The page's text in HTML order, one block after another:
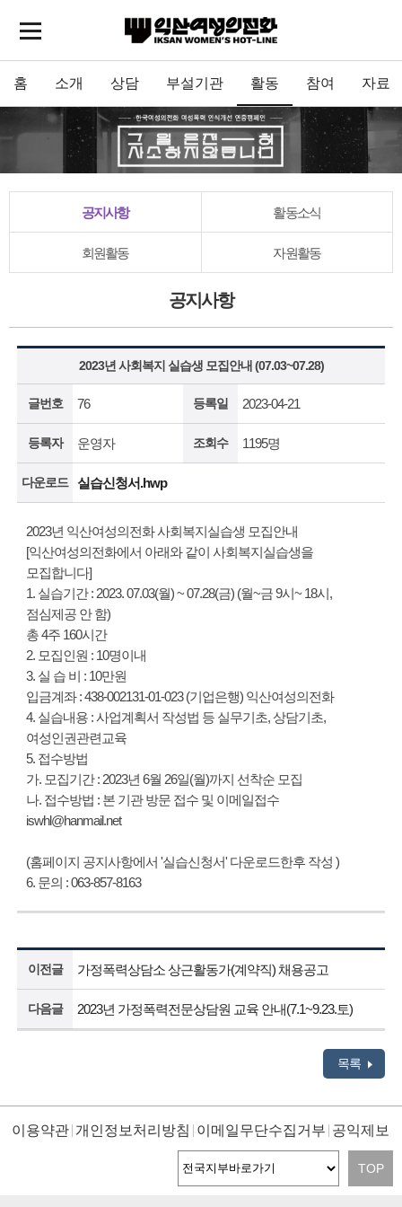
홈 소개 상담 부설기관 활동 참여 자료
공지사항 활동소식
회원활동 자원활동
공지사항
2023년 사회복지 실습생 모집안내 (07.03~07.28)
글번호 76 등록일 2023-04-21
등록자 운영자 조회수 1195명
다운로드 실습신청서.hwp
2023년 익산여성의전화 사회복지실습생 모집안내
[익산여성의전화에서 아래와 같이 사회복지실습생을
모집합니다]
1. 실습기간 : 2023. 07.03(월) ~ 07.28(금) (월~금 9시~ 18시,
점심제공 안 함)
총 4주 160시간
2. 모집인원 : 10명이내
3. 실 습 비 : 10만원
입금계좌 : 438-002131-01-023 (기업은행) 익산여성의전화
4. 실습내용 : 사업계획서 작성법 등 실무기초, 상담기초,
여성인권관련교육
5. 접수방법
가. 모집기간 : 2023년 6월 26일(월)까지 선착순 모집
나. 접수방법 : 본 기관 방문 접수 및 이메일접수
iswhl@hanmail.net
(홈페이지 공지사항에서 '실습신청서' 다운로드한후 작성 )
6. 문의 : 063-857-8163
이전글 가정폭력상담소 상근활동가(계약직) 채용공고
다음글 2023년 가정폭력전문상담원 교육 안내(7.1~9.23.토)
목록
이용약관 개인정보처리방침 이메일무단수집거부 공익제보
TOP